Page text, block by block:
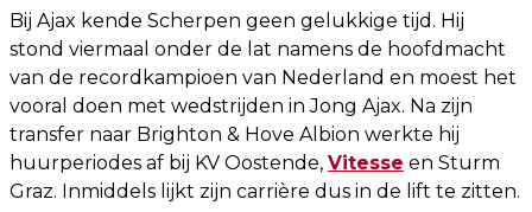
Bij Ajax kende Scherpen geen gelukkige tijd. Hij
stond viermaal onder de lat namens de hoofdmacht
van de recordkampioen van Nederland en moest het
vooral doen met wedstrijden in Jong Ajax. Na zijn
transfer naar Brighton & Hove Albion werkte hij
huurperiodes af bij KV Oostende, Vitesse en Sturm
Graz. Inmiddels lijkt zijn carrière dus in de lift te zitten.